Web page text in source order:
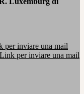
per inviare una mail
Link per inviare una mail